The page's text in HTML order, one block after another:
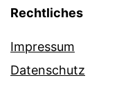
Rechtliches
Impressum
Datenschutz